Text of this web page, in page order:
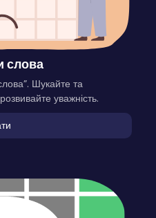
слова
Шукайте та
уважність.